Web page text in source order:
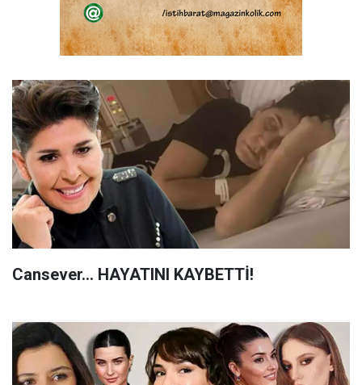
Cansever... HAYATINI KAYBETTİ!